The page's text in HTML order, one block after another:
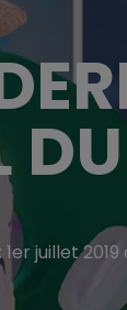
1er juillet